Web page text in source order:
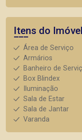
Itens do Imóvel
Área de Serviço
Armários
Banheiro de
Box Blindex
Iluminação
Sala de Estar
Sala de Jantar
Varanda